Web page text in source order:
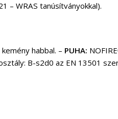
– WRAS tanúsítványokkal).
habbal. – PUHA:
B-s2d0 az EN 13501